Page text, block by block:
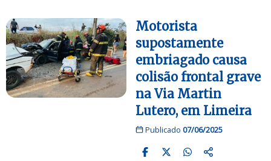
Motorista
supostamente
embriagado causa
colisão frontal grave
na Via Martin
Lutero, em Limeira
Publicado 07/06/2025